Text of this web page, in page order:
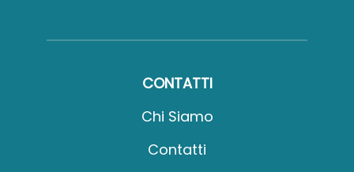
CONTATTI
Chi Siamo
Contatti